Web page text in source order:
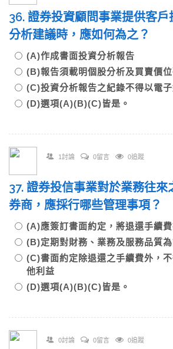
36. 證券投資顧問事業提供客戶
分析建議時，應如何為之？
(A)作成書面投資分析報告
(B)報告須載明個股分析及買賣價位
(C)投資分析報告之紀錄不得以電
(D)選項(A)(B)(C)皆是。
1討論 0留言 0追蹤
37. 證券投信事業對於業務往來
券商，應採行哪些管理事項？
(A)應簽訂書面約定，將退還手續
(B)定期對財務、業務及服務品質
(C)書面約定除退還之手續費外，
他利益
(D)選項(A)(B)(C)皆是。
0討論 0留言 0追蹤